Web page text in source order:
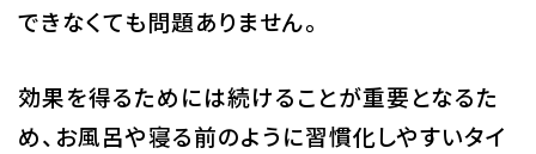
できなくても問題ありません。
効果を得るためには続けることが重要となるた
め、お風呂や寝る前のように習慣化しやすいタイ